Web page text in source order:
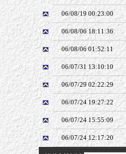
06/08/19 00:23:00
06/08/06 18:11:36
06/08/06 01:52:11
06/07/31 13:10:10
06/07/29 02:22:29
06/07/24 19:27:22
06/07/24 15:55:09
06/07/24 12:17:20